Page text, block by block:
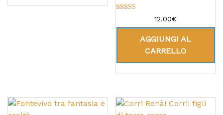
su 5
12,00€
AGGIUNGI AL
CARRELLO